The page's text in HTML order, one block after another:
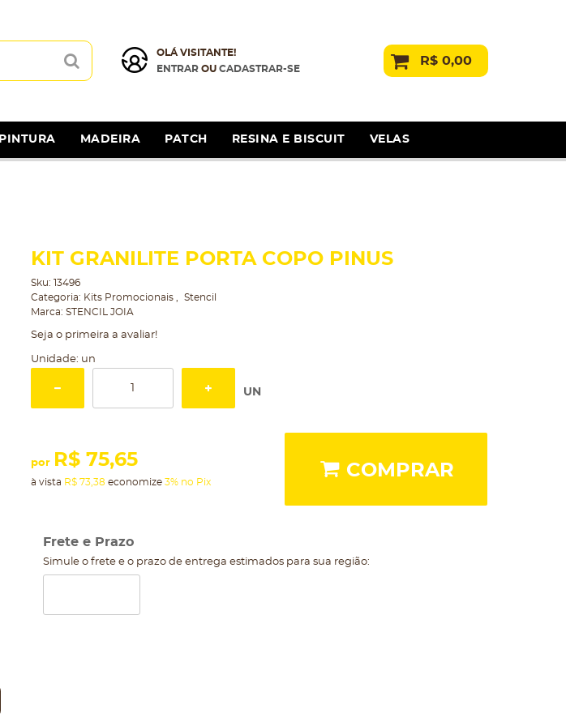
OLÁ VISITANTE!
ENTRAROU CADASTRAR-SE
R$ 0,00
PINTURA MADEIRA PATCH RESINA E BISCUIT VELAS
KIT GRANILITE PORTA COPO PINUS
Sku: 13496
Categoria: Kits Promocionais
Stencil
Marca: STENCIL JOIA
Seja o primeira a avaliar!
Unidade: un
UN
por R$ 75,65
à vista R$ 73,38 economize 3% no Pix
COMPRAR
Frete e Prazo
Simule o frete e o prazo de entrega estimados para sua região: